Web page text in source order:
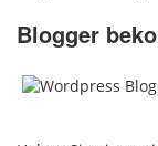
Blogger